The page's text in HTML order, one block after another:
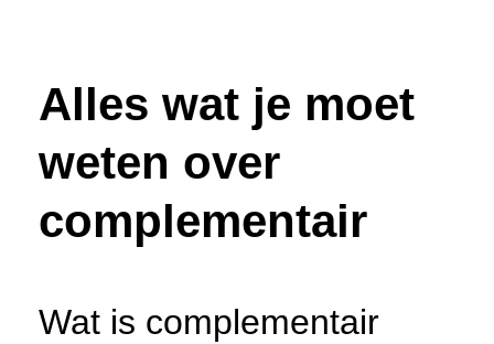
Alles wat je moet
weten over
complementair
Wat is complementair